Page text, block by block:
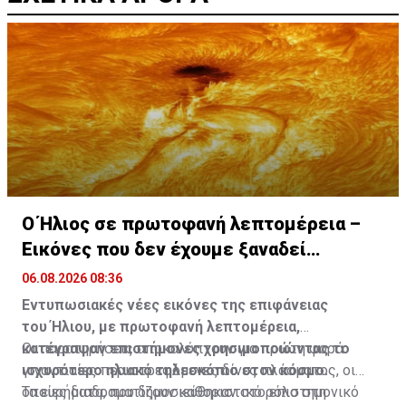
Ο Ήλιος σε πρωτοφανή λεπτομέρεια –
Εικόνες που δεν έχουμε ξαναδεί
(ΒΙΝΤΕΟ)
06.08.2026 08:36
Εντυπωσιακές νέες εικόνες της επιφάνειας
του Ήλιου, με πρωτοφανή λεπτομέρεια,
κατέγραψαν επιστήμονες χρησιμοποιώντας το
ισχυρότερο ηλιακό τηλεσκόπιο στον κόσμο.
Οι παρατηρήσεις αποκαλύπτουν για πρώτη φορά
γιγαντιαίες περιστρεφόμενες δίνες πλάσματος, οι
οποίες διαδραματίζουν καθοριστικό ρόλο στη
Τα ευρήματα, που δημοσιεύθηκαν στο επιστημονικό